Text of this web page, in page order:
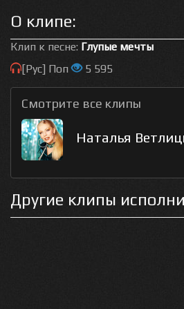
О клипе:
Клип к песне: Глупые мечты
[Рус] Поп
5 595
Смотрите все клипы
Наталья
Другие клипы